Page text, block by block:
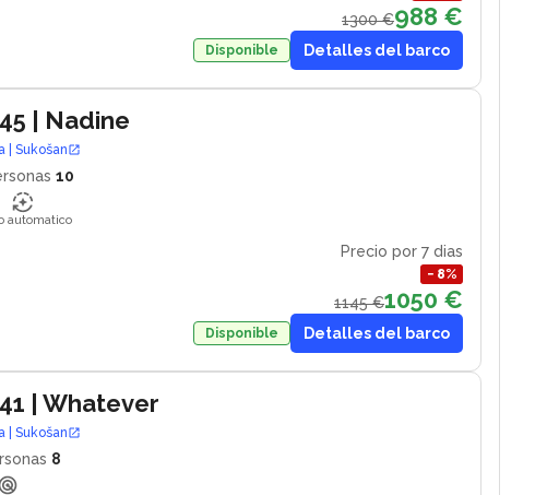
1300 €988 €
Disponible Detalles del barco
| Nadine
| Sukošan
10
automatico
Precio por 7 dias
− 8%
1145 €1050 €
Disponible Detalles del barco
| Whatever
| Sukošan
8